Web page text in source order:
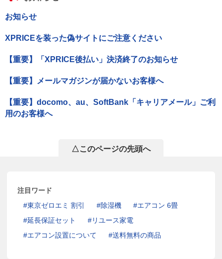
お知らせ
XPRICEを装った偽サイトにご注意ください
【重要】「XPRICE後払い」決済終了のお知らせ
【重要】メールマガジンが届かないお客様へ
【重要】docomo、au、SoftBank「キャリアメール」ご利
用のお客様へ
△このページの先頭へ
注目ワード
東京ゼロエミ 割引
除湿機
エアコン 6畳
延長保証セット
リユース家電
エアコン設置について
送料無料の商品